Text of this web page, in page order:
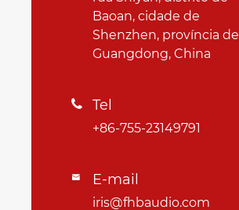
Baoan, cidade de
Shenzhen, província de
Guangdong, China
 Tel
+86-755-23149791
 E-mail
iris@fhbaudio.com